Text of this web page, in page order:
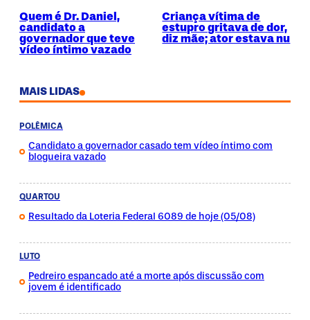
Quem é Dr. Daniel,
candidato a
governador que teve
vídeo íntimo vazado
Criança vítima de
estupro gritava de dor,
diz mãe; ator estava nu
MAIS LIDAS
POLÊMICA
Candidato a governador casado tem vídeo íntimo com
blogueira vazado
QUARTOU
Resultado da Loteria Federal 6089 de hoje (05/08)
LUTO
Pedreiro espancado até a morte após discussão com
jovem é identificado